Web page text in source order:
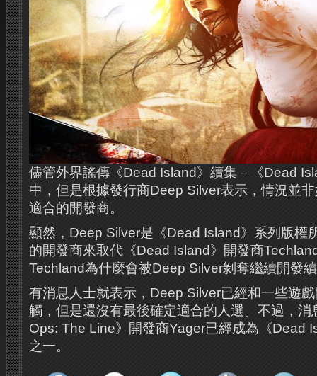
儘管外界謠傳《Dead Island》續集－《Dead
中，但是根據發行商Deep Silver表示，情況並
適合的開發商。
顯然，Deep Silver是《Dead Island》系列版權
的開發商來取代《Dead Island》開發商
Techland為什麼會被Deep Silver剝奪繼續開發
有消息人士就表示，Deep Silver已經和一些遊
觸，但是還沒有最後確定適合的人選。不過，
Ops: The Line》開發商Yager已經成為《Dead
之一。